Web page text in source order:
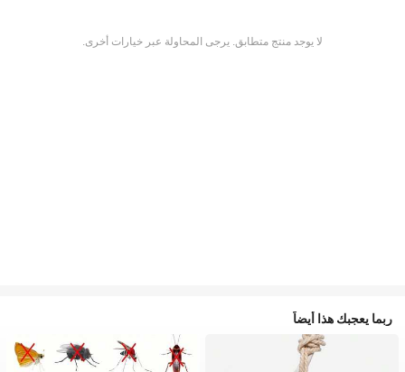
لا يوجد منتج متطابق. يرجى المحاولة عبر خيارات أخرى.
ربما يعجبك هذا أيضاً